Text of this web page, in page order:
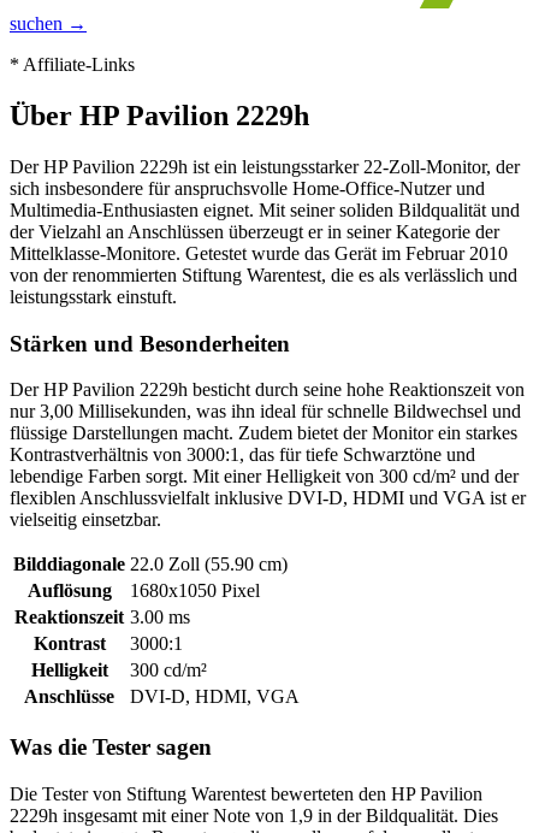
suchen →
* Affiliate-Links
Über HP Pavilion 2229h
Der HP Pavilion 2229h ist ein leistungsstarker 22-Zoll-Monitor, der
sich insbesondere für anspruchsvolle Home-Office-Nutzer und
Multimedia-Enthusiasten eignet. Mit seiner soliden Bildqualität und
der Vielzahl an Anschlüssen überzeugt er in seiner Kategorie der
Mittelklasse-Monitore. Getestet wurde das Gerät im Februar 2010
von der renommierten Stiftung Warentest, die es als verlässlich und
leistungsstark einstuft.
Stärken und Besonderheiten
Der HP Pavilion 2229h besticht durch seine hohe Reaktionszeit von
nur 3,00 Millisekunden, was ihn ideal für schnelle Bildwechsel und
flüssige Darstellungen macht. Zudem bietet der Monitor ein starkes
Kontrastverhältnis von 3000:1, das für tiefe Schwarztöne und
lebendige Farben sorgt. Mit einer Helligkeit von 300 cd/m² und der
flexiblen Anschlussvielfalt inklusive DVI-D, HDMI und VGA ist er
vielseitig einsetzbar.
Bilddiagonale 22.0 Zoll (55.90 cm)
Auflösung
1680x1050 Pixel
Reaktionszeit 3.00 ms
Kontrast
3000:1
Helligkeit
300 cd/m²
Anschlüsse
DVI-D, HDMI, VGA
Was die Tester sagen
Die Tester von Stiftung Warentest bewerteten den HP Pavilion
2229h insgesamt mit einer Note von 1,9 in der Bildqualität. Dies